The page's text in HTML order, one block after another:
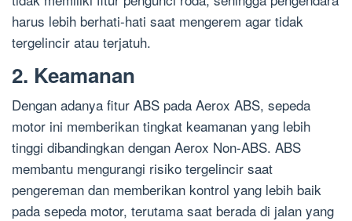
harus lebih berhati-hati saat mengerem agar tidak
tergelincir atau terjatuh.
2. Keamanan
Dengan adanya fitur ABS pada Aerox ABS, sepeda
motor ini memberikan tingkat keamanan yang lebih
tinggi dibandingkan dengan Aerox Non-ABS. ABS
membantu mengurangi risiko tergelincir saat
pengereman dan memberikan kontrol yang lebih baik
pada sepeda motor, terutama saat berada di jalan yang